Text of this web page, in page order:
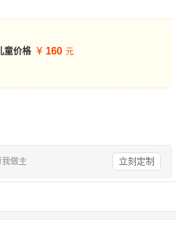
童价格 160
做主 立刻定制